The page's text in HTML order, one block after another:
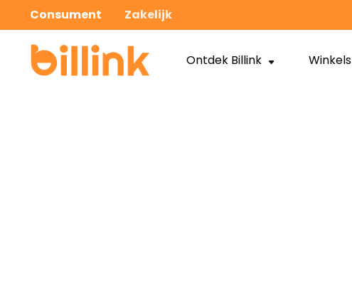
Consument Zakelijk
Ontdek Billink Winkels